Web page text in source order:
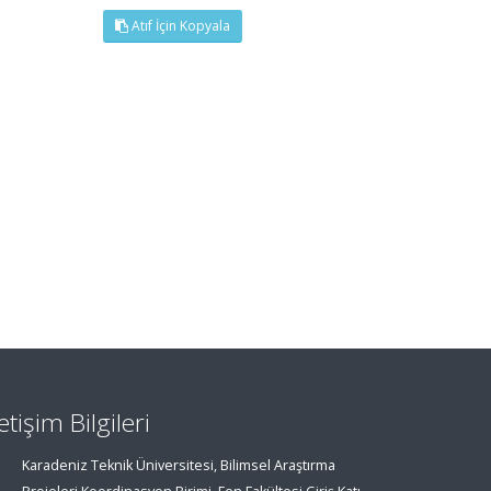
Atıf İçin Kopyala
Bilgileri
Karadeniz Teknik Üniversitesi, Bilimsel Araştırma